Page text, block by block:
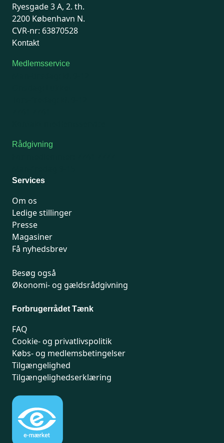
Ryesgade 3 A, 2. th.
2200 København N.
CVR-nr: 63870528
Kontakt
Medlemsservice
Rådgivning
Services
Om os
Ledige stillinger
Presse
Magasiner
Få nyhedsbrev
Besøg også
Økonomi- og gældsrådgivning
Forbrugerrådet Tænk
FAQ
Cookie- og privatlivspolitik
Købs- og medlemsbetingelser
Tilgængelighed
Tilgængelighedserklæring